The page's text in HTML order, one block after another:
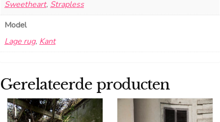
Sweetheart, Strapless
Model
Lage rug, Kant
Gerelateerde producten